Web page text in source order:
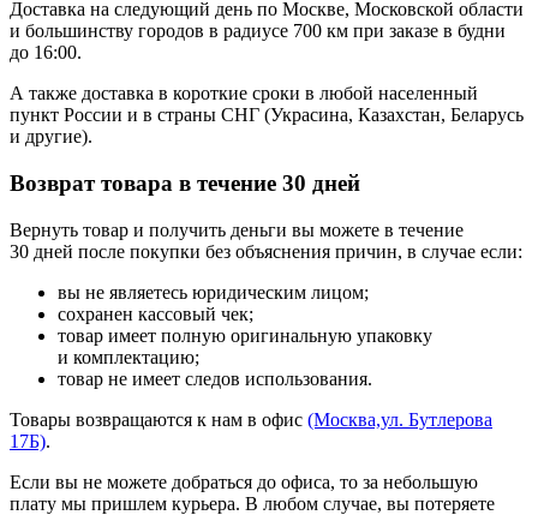
Доставка на следующий день по Москве, Московской области
и большинству городов в радиусе 700 км при заказе в будни
до 16:00.
А также доставка в короткие сроки в любой населенный
пункт России и в страны СНГ (Украсина, Казахстан, Беларусь
и другие).
Возврат товара в течение 30 дней
Вернуть товар и получить деньги вы можете в течение
30 дней после покупки без объяснения причин, в случае если:
вы не являетесь юридическим лицом;
сохранен кассовый чек;
товар имеет полную оригинальную упаковку
и комплектацию;
товар не имеет следов использования.
Товары возвращаются к нам в офис (Москва,ул. Бутлерова
17Б).
Если вы не можете добраться до офиса, то за небольшую
плату мы пришлем курьера. В любом случае, вы потеряете